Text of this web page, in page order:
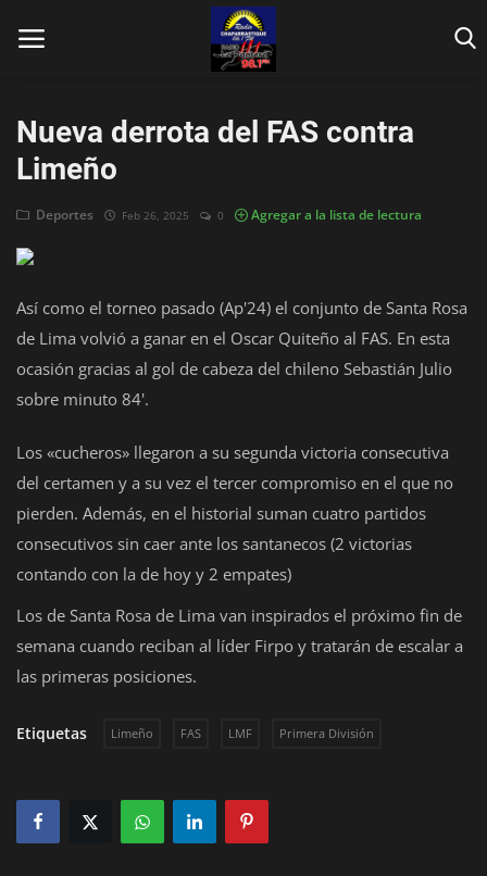
Locales
En Vivo
Deportes
Eventos
IOS
Farándula
Nueva derrota del FAS contra
Limeño
Deportes Feb 26, 2025 0 Agregar a la lista de lectura
Así como el torneo pasado (Ap'24) el conjunto de Santa Rosa
de Lima volvió a ganar en el Oscar Quiteño al FAS. En esta
ocasión gracias al gol de cabeza del chileno Sebastián Julio
sobre minuto 84'.
Los «cucheros» llegaron a su segunda victoria consecutiva
del certamen y a su vez el tercer compromiso en el que no
pierden. Además, en el historial suman cuatro partidos
consecutivos sin caer ante los santanecos (2 victorias
contando con la de hoy y 2 empates)
Los de Santa Rosa de Lima van inspirados el próximo fin de
semana cuando reciban al líder Firpo y tratarán de escalar a
las primeras posiciones.
Etiquetas Limeño FAS LMF Primera División